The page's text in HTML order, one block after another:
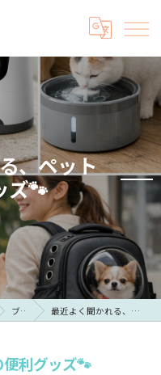
、ペット
ズ🐾
ブログ 最近よく聞かれる、ペットの便利グッズ🐾
利グッズ🐾